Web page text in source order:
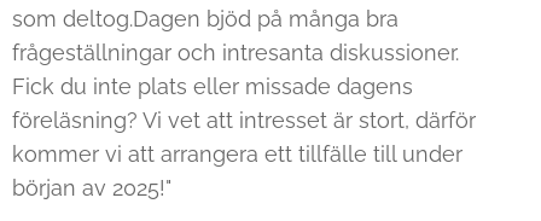
som deltog.Dagen bjöd på många bra
frågeställningar och intresanta diskussioner.
Fick du inte plats eller missade dagens
föreläsning? Vi vet att intresset är stort, därför
kommer vi att arrangera ett tillfälle till under
början av 2025!"